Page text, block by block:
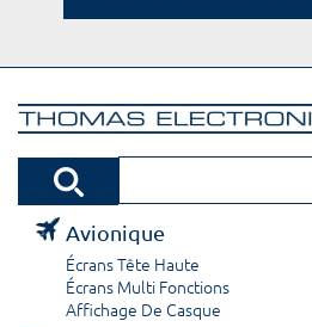
Avionique
Écrans Tête Haute
Écrans Multi Fonctions
Affichage De Casque